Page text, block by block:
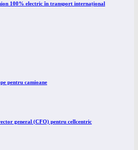
100% electric în transport internațional
pentru camioane
general (CFO) pentru cellcentric